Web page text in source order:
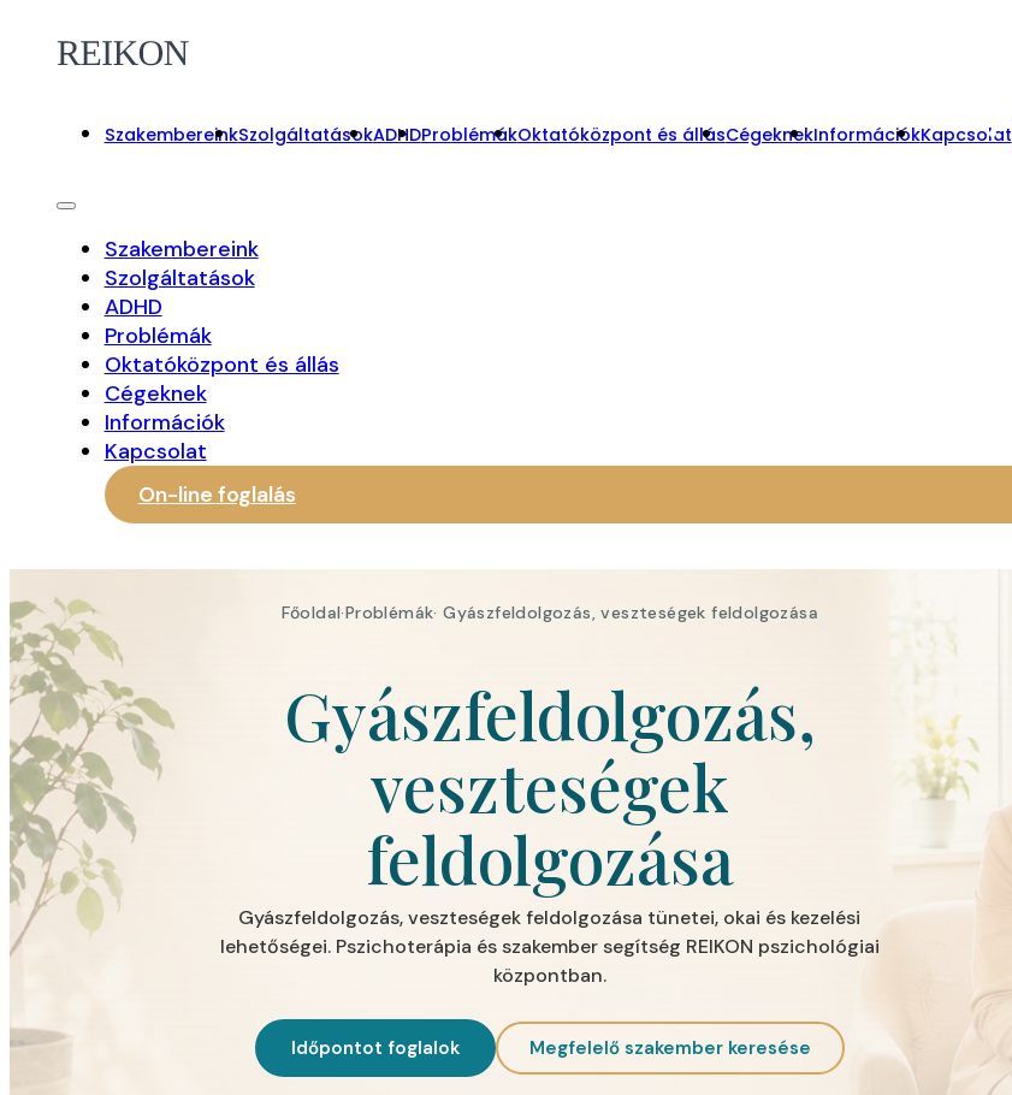
SzakembereinkSzolgáltatásokADHDProblémákOktatóközpont és állásCégeknekInformációkKapcsolat
Szakembereink
Szolgáltatások
ADHD
Problémák
Oktatóközpont és állás
Cégeknek
Információk
Kapcsolat
On-line foglalás
Főoldal·Problémák· Gyászfeldolgozás, veszteségek feldolgozása
Gyászfeldolgozás,
veszteségek
feldolgozása
Gyászfeldolgozás, veszteségek feldolgozása tünetei, okai és kezelési
lehetőségei. Pszichoterápia és szakember segítség REIKON pszichológiai
központban.
Időpontot foglalok Megfelelő szakember keresése